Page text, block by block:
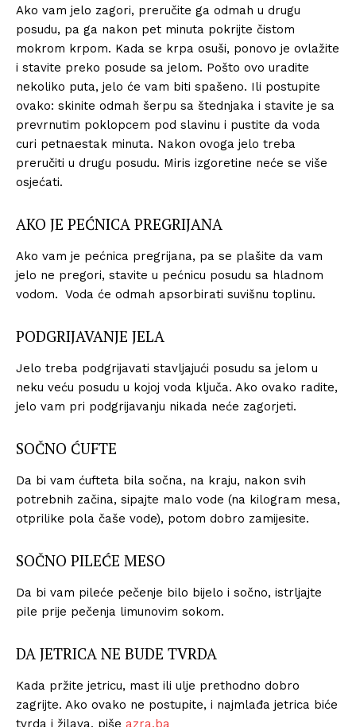
Ako vam jelo zagori, preručite ga odmah u drugu
posudu, pa ga nakon pet minuta pokrijte čistom
mokrom krpom. Kada se krpa osuši, ponovo je ovlažite
i stavite preko posude sa jelom. Pošto ovo uradite
nekoliko puta, jelo će vam biti spašeno. Ili postupite
ovako: skinite odmah šerpu sa štednjaka i stavite je sa
prevrnutim poklopcem pod slavinu i pustite da voda
curi petnaestak minuta. Nakon ovoga jelo treba
preručiti u drugu posudu. Miris izgoretine neće se više
osjećati.
AKO JE PEĆNICA PREGRIJANA
Ako vam je pećnica pregrijana, pa se plašite da vam
jelo ne pregori, stavite u pećnicu posudu sa hladnom
vodom. Voda će odmah apsorbirati suvišnu toplinu.
PODGRIJAVANJE JELA
Jelo treba podgrijavati stavljajući posudu sa jelom u
neku veću posudu u kojoj voda ključa. Ako ovako radite,
jelo vam pri podgrijavanju nikada neće zagorjeti.
SOČNO ĆUFTE
Da bi vam ćufteta bila sočna, na kraju, nakon svih
potrebnih začina, sipajte malo vode (na kilogram mesa,
otprilike pola čaše vode), potom dobro zamijesite.
SOČNO PILEĆE MESO
Da bi vam pileće pečenje bilo bijelo i sočno, istrljajte
pile prije pečenja limunovim sokom.
DA JETRICA NE BUDE TVRDA
Kada pržite jetricu, mast ili ulje prethodno dobro
zagrijte. Ako ovako ne postupite, i najmlađa jetrica biće
tvrda i žilava, piše azra.ba